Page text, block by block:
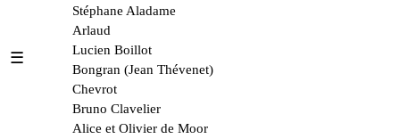
☰
Stéphane Aladame
Arlaud
Lucien Boillot
Bongran (Jean Thévenet)
Chevrot
Bruno Clavelier
Alice et Olivier de Moor